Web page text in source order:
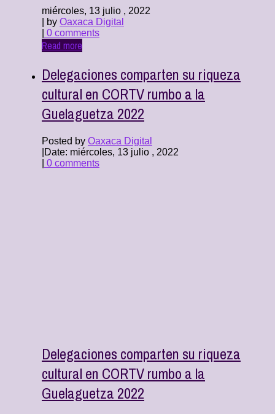
miércoles, 13 julio , 2022
| by Oaxaca Digital
0 comments
Read more
Delegaciones comparten su riqueza
cultural en CORTV rumbo a la
Guelaguetza 2022
Posted by Oaxaca Digital
Date: miércoles, 13 julio , 2022
0 comments
Delegaciones comparten su riqueza
cultural en CORTV rumbo a la
Guelaguetza 2022